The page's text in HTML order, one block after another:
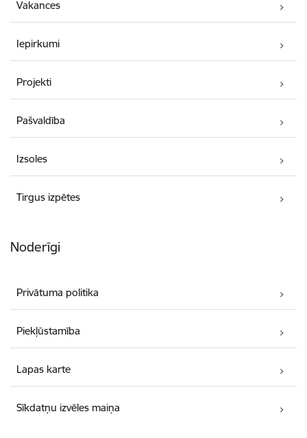
Vakances
Iepirkumi
Projekti
Pašvaldība
Izsoles
Tirgus izpētes
Noderīgi
Privātuma politika
Piekļūstamība
Lapas karte
Sīkdatņu izvēles maiņa